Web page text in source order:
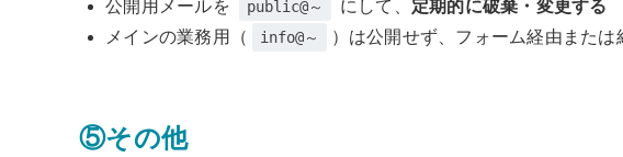
公開用メールを public@～ にして、 定期的に破棄・変更する
メインの業務用（
info@～ ）は公開せず、フォーム経由または
⑤その他